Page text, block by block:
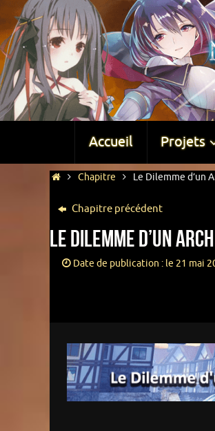
Accueil Projets
Chapitre Le Dilemme d’un
Chapitre précédent
Le Dilemme d’un
Date de publication : le 21 mai